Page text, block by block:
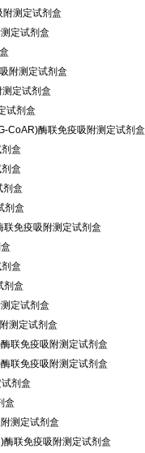
测定试剂盒
定试剂盒
附测定试剂盒
定试剂盒
试剂盒
CoAR)酶联免疫吸附测定试剂盒
盒
盒
剂盒
剂盒
免疫吸附测定试剂盒
盒
剂盒
定试剂盒
测定试剂盒
联免疫吸附测定试剂盒
联免疫吸附测定试剂盒
剂盒
盒
测定试剂盒
联免疫吸附测定试剂盒